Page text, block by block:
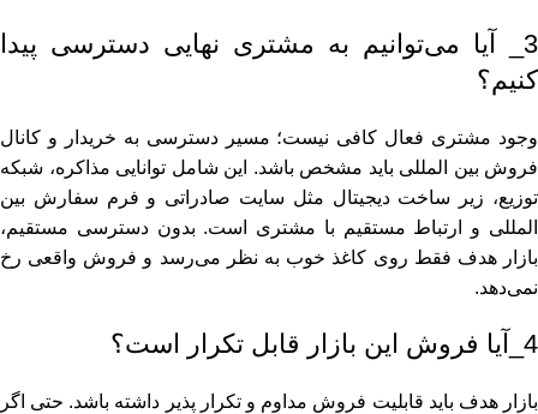
3_ آیا می‌توانیم به مشتری نهایی دسترسی پیدا
کنیم؟
وجود مشتری فعال کافی نیست؛ مسیر دسترسی به خریدار و کانال
فروش بین‌ المللی باید مشخص باشد. این شامل توانایی مذاکره، شبکه
توزیع، زیر ساخت دیجیتال مثل سایت صادراتی و فرم سفارش بین‌
المللی و ارتباط مستقیم با مشتری است. بدون دسترسی مستقیم،
بازار هدف فقط روی کاغذ خوب به نظر می‌رسد و فروش واقعی رخ
نمی‌دهد.
4_آیا فروش این بازار قابل تکرار است؟
بازار هدف باید قابلیت فروش مداوم و تکرار پذیر داشته باشد. حتی اگر